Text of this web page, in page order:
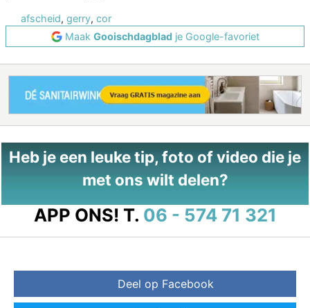
afscheid, gerry, cor
Maak Gooischdagbladje Google-favoriet
Heb je een leuke tip, foto of video die je
met ons wilt delen?
APP ONS! T. 06 - 574 71 321
Deel op Facebook